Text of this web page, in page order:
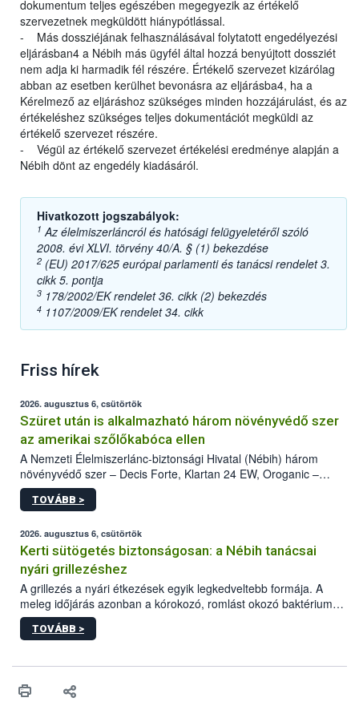
dokumentum teljes egészében megegyezik az értékelő
szervezetnek megküldött hiánypótlással.
- Más dossziéjának felhasználásával folytatott engedélyezési
eljárásban4 a Nébih más ügyfél által hozzá benyújtott dossziét
nem adja ki harmadik fél részére. Értékelő szervezet kizárólag
abban az esetben kerülhet bevonásra az eljárásba4, ha a
Kérelmező az eljáráshoz szükséges minden hozzájárulást, és az
értékeléshez szükséges teljes dokumentációt megküldi az
értékelő szervezet részére.
- Végül az értékelő szervezet értékelési eredménye alapján a
Nébih dönt az engedély kiadásáról.
Hivatkozott jogszabályok:
1 Az élelmiszerláncról és hatósági felügyeletéről szóló
2008. évi XLVI. törvény 40/A. § (1) bekezdése
2 (EU) 2017/625 európai parlamenti és tanácsi rendelet 3.
cikk 5. pontja
3 178/2002/EK rendelet 36. cikk (2) bekezdés
4 1107/2009/EK rendelet 34. cikk
Friss hírek
2026. augusztus 6, csütörtök
Szüret után is alkalmazható három növényvédő szer
az amerikai szőlőkabóca ellen
A Nemzeti Élelmiszerlánc-biztonsági Hivatal (Nébih) három
növényvédő szer – Decis Forte, Klartan 24 EW, Oroganic –
engedélyokiratát módosította, így azok a szüretet követően,
egészen a vesszőérettség (BBCH 91) stádiumáig
érésű szőlőkben is legyen lehetőség a károsító elleni további
védekezésre. Az Oroganic készítmény kis kiszerelésben kiskerti
felhasználók számára is elérhető és ökológiai termesztésben is
engedélyezett.
TOVÁBB >
2026. augusztus 6, csütörtök
Kerti sütögetés biztonságosan: a Nébih tanácsai
nyári grillezéshez
A grillezés a nyári étkezések egyik legkedveltebb formája. A
meleg időjárás azonban a kórokozó, romlást okozó baktériumok
gyorsabb szaporodásának is kedvez. A szabadtéri sütögetés
ezért nem csupán a megfelelő sütési technikáról szól: legalább
higiéniai szabályok betartása, a megfelelő hőkezelés, valamint a
biztonsági Hivatal (Nébih) Oktatási Programja összegyűjtötte a
TOVÁBB >